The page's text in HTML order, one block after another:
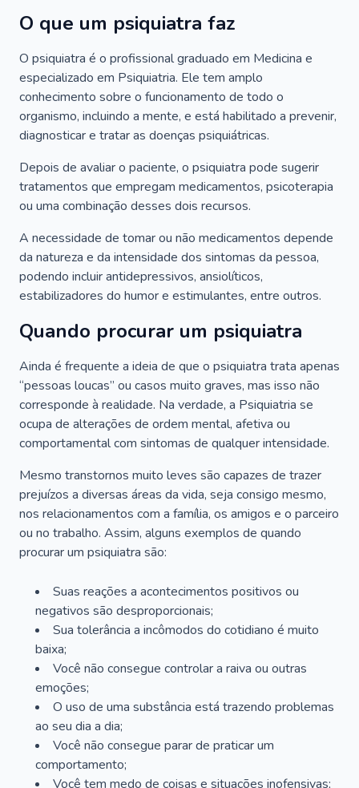
O que um psiquiatra faz
O psiquiatra é o profissional graduado em Medicina e
especializado em Psiquiatria. Ele tem amplo
conhecimento sobre o funcionamento de todo o
organismo, incluindo a mente, e está habilitado a prevenir,
diagnosticar e tratar as doenças psiquiátricas.
Depois de avaliar o paciente, o psiquiatra pode sugerir
tratamentos que empregam medicamentos, psicoterapia
ou uma combinação desses dois recursos.
A necessidade de tomar ou não medicamentos depende
da natureza e da intensidade dos sintomas da pessoa,
podendo incluir antidepressivos, ansiolíticos,
estabilizadores do humor e estimulantes, entre outros.
Quando procurar um psiquiatra
Ainda é frequente a ideia de que o psiquiatra trata apenas
“pessoas loucas” ou casos muito graves, mas isso não
corresponde à realidade. Na verdade, a Psiquiatria se
ocupa de alterações de ordem mental, afetiva ou
comportamental com sintomas de qualquer intensidade.
Mesmo transtornos muito leves são capazes de trazer
prejuízos a diversas áreas da vida, seja consigo mesmo,
nos relacionamentos com a família, os amigos e o parceiro
ou no trabalho. Assim, alguns exemplos de quando
procurar um psiquiatra são:
Suas reações a acontecimentos positivos ou
negativos são desproporcionais;
Sua tolerância a incômodos do cotidiano é muito
baixa;
Você não consegue controlar a raiva ou outras
emoções;
O uso de uma substância está trazendo problemas
ao seu dia a dia;
Você não consegue parar de praticar um
comportamento;
Você tem medo de coisas e situações inofensivas;